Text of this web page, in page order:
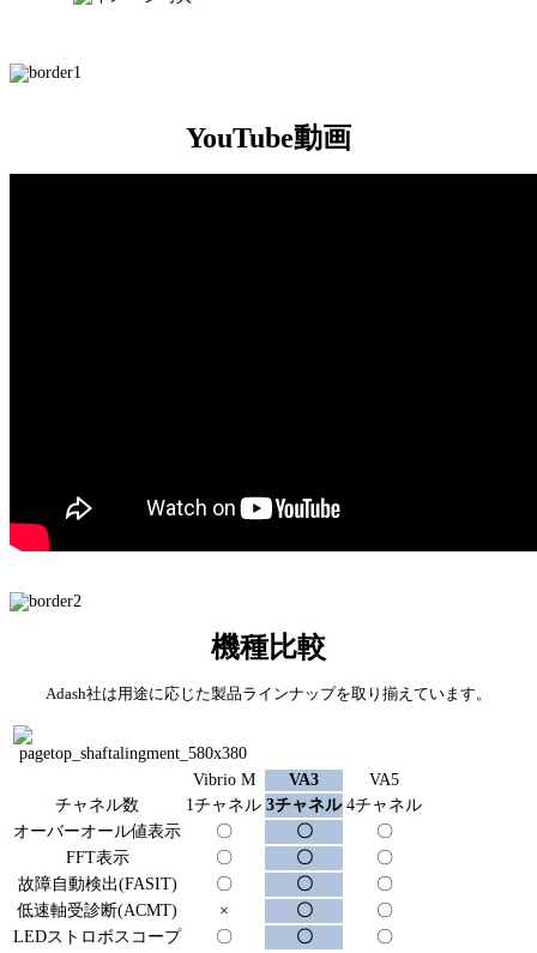
YouTube動画
機種比較
Adash社は用途に応じた製品ラインナップを取り揃えています。
Vibrio M VA3
VA5
チャネル数
1チャネル 3チャネル 4チャネル
オーバーオール値表示
〇 〇
〇
FFT表示
〇 〇
〇
故障自動検出(FASIT)
〇 〇
〇
低速軸受診断(ACMT)
× 〇
〇
LEDストロボスコープ
〇 〇 〇